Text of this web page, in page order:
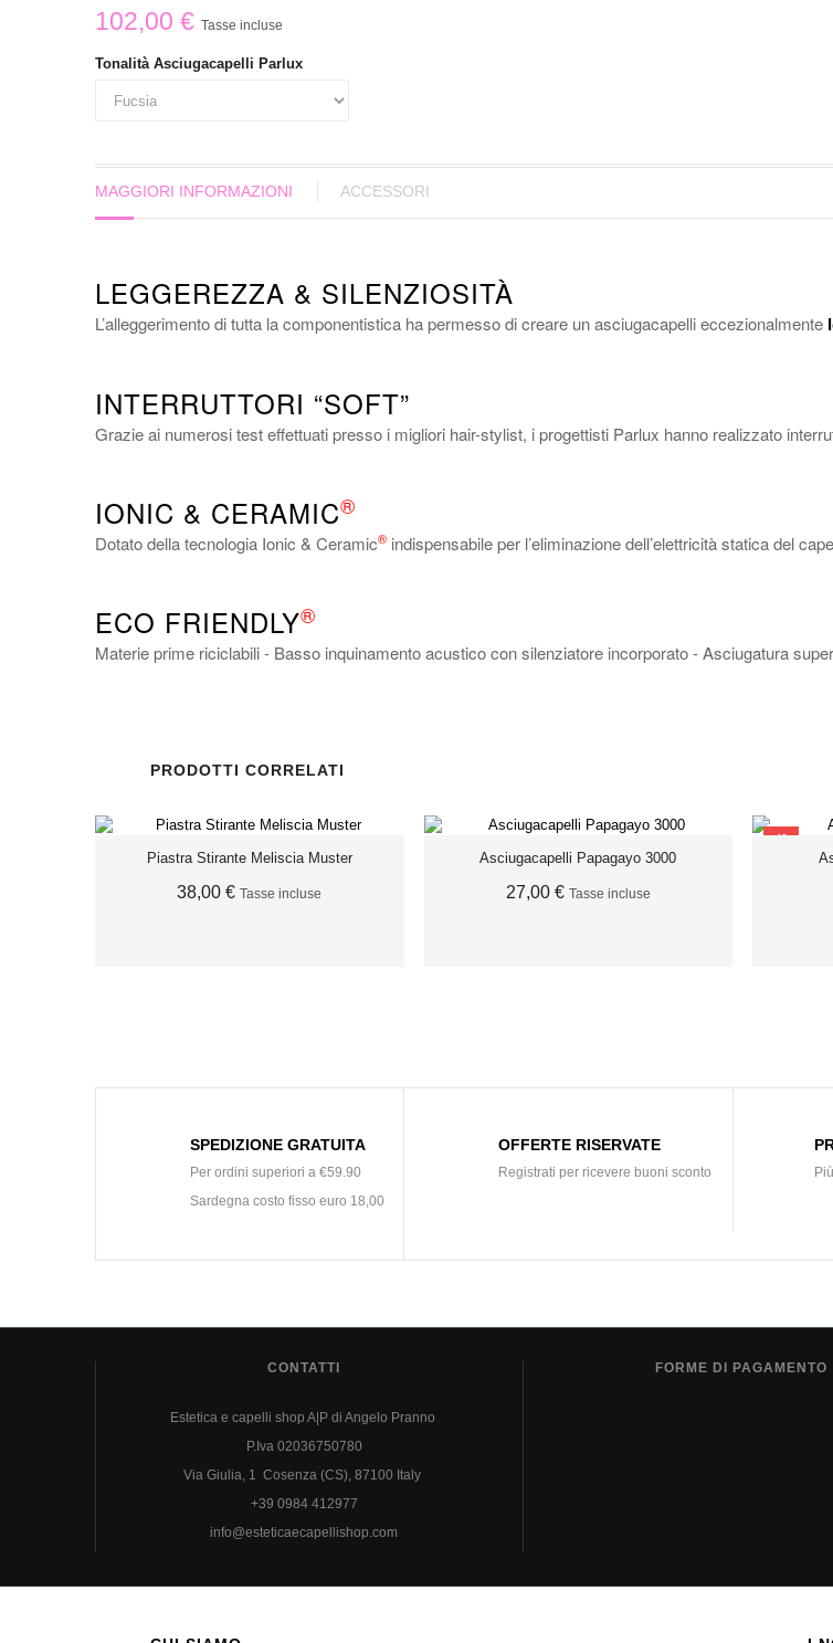
102,00 € Tasse incluse
Tonalità Asciugacapelli Parlux
MAGGIORI INFORMAZIONI ACCESSORI
LEGGEREZZA & SILENZIOSITÀ
L’alleggerimento di tutta la componentistica ha permesso di creare un asciugacapelli eccezionalmente
INTERRUTTORI “SOFT”
Grazie ai numerosi test effettuati presso i migliori hair-stylist, i progettisti Parlux hanno realizzato
IONIC & CERAMIC®
Dotato della tecnologia Ionic & Ceramic® indispensabile per l’eliminazione dell’elettricità statica del
ECO FRIENDLY®
Materie prime riciclabili - Basso inquinamento acustico con silenziatore incorporato - Asciugatura
PRODOTTI CORRELATI
Piastra Stirante Meliscia Muster
38,00 € Tasse incluse
Asciugacapelli Papagayo 3000
27,00 € Tasse incluse
SPEDIZIONE GRATUITA
Per ordini superiori a €59.90
Sardegna costo fisso euro 18,00
OFFERTE RISERVATE
Registrati per ricevere buoni sconto
CONTATTI
Estetica e capelli shop A|P di Angelo Pranno
P.Iva 02036750780
Via Giulia, 1 Cosenza (CS), 87100 Italy
+39 0984 412977
info@esteticaecapellishop.com
FORME DI PAGAMENTO